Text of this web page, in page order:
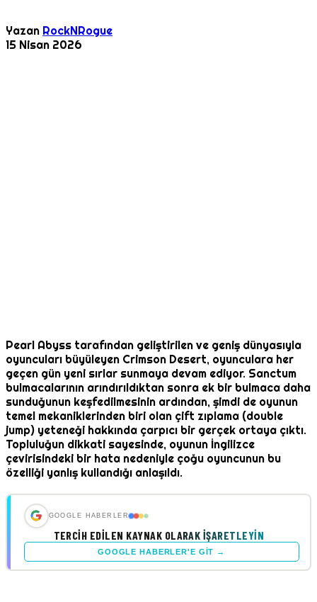
Yazan RockNRogue
15 Nisan 2026
Pearl Abyss tarafından geliştirilen ve geniş dünyasıyla
oyuncuları büyüleyen Crimson Desert, oyunculara her
geçen gün yeni sırlar sunmaya devam ediyor. Sanctum
bulmacalarının arındırıldıktan sonra ek bir bulmaca daha
sunduğunun keşfedilmesinin ardından, şimdi de oyunun
temel mekaniklerinden biri olan çift zıplama (double
jump) yeteneği hakkında çarpıcı bir gerçek ortaya çıktı.
Topluluğun dikkati sayesinde, oyunun İngilizce
çevirisindeki bir hata nedeniyle çoğu oyuncunun bu
özelliği yanlış kullandığı anlaşıldı.
GOOGLE HABERLER
TERCIH EDILEN KAYNAK OLARAK İŞARETLEYIN
GOOGLE HABERLER'E GIT →